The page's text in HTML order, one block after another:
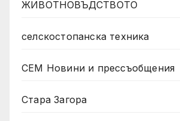
ЖИВОТНОВЪДСТВОТО
селскостопанска техника
СЕМ Новини и прессъобщения
Стара Загора